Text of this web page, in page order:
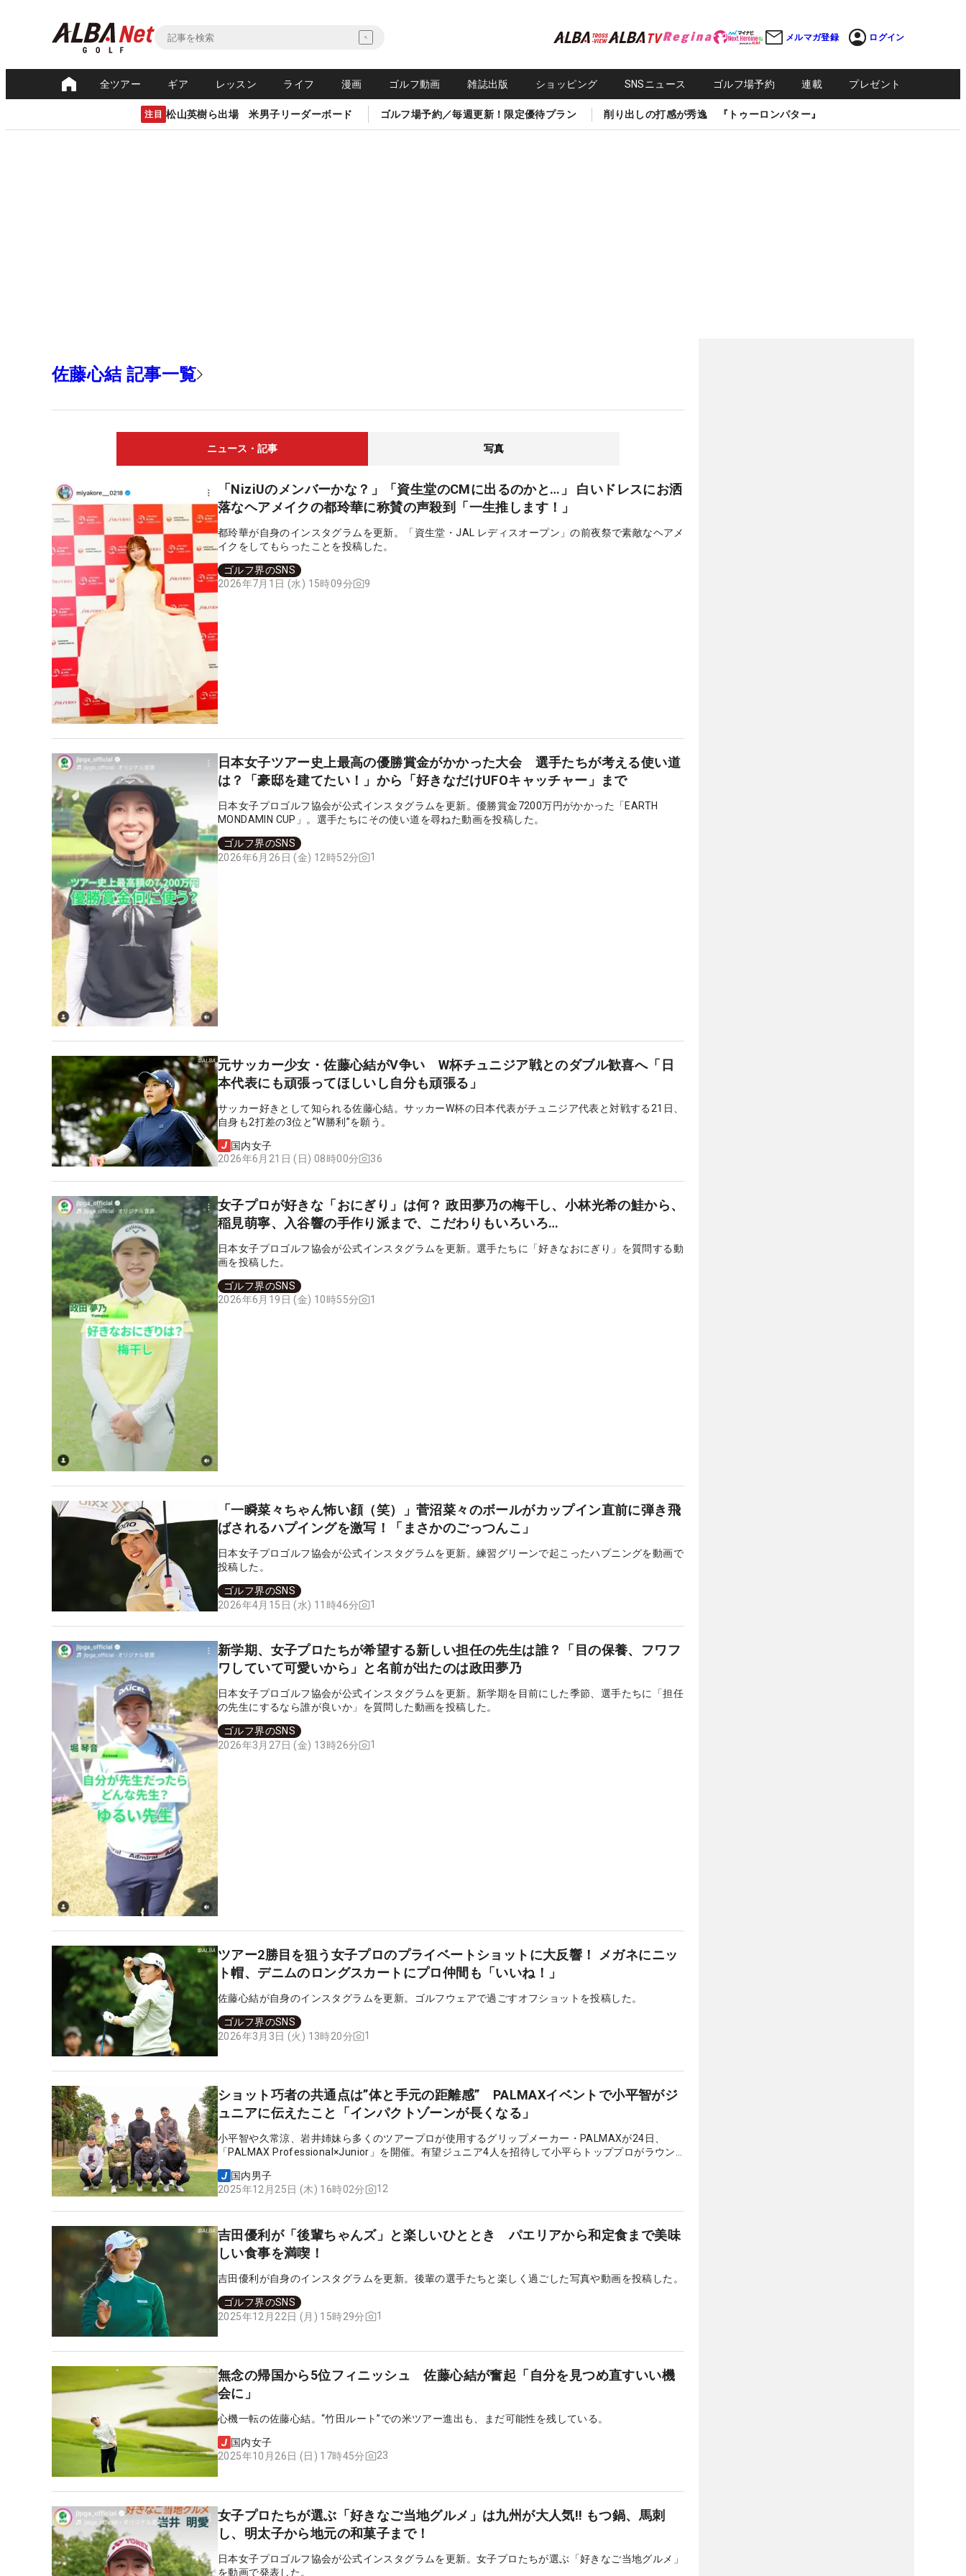
メルマガ登録 ログイン
全ツアー ギア レッスン ライフ 漫画 ゴルフ動画 雑誌出版 ショッピング SNSニュース ゴルフ場予約 連載 プレゼント
注目 松山英樹ら出場 米男子リーダーボード ゴルフ場予約／毎週更新！限定優待プラン 削り出しの打感が秀逸 『トゥーロンパター』
佐藤心結 記事一覧
ニュース・記事 写真
「NiziUのメンバーかな？」「資生堂のCMに出るのかと…」 白いドレスにお洒
落なヘアメイクの都玲華に称賛の声殺到「一生推します！」
都玲華が自身のインスタグラムを更新。「資生堂・JAL レディスオープン」の前夜祭で素敵なヘアメ
イクをしてもらったことを投稿した。
ゴルフ界のSNS
2026年7月1日 (水) 15時09分
9
日本女子ツアー史上最高の優勝賞金がかかった大会 選手たちが考える使い道
は？「豪邸を建てたい！」から「好きなだけUFOキャッチャー」まで
日本女子プロゴルフ協会が公式インスタグラムを更新。優勝賞金7200万円がかかった「EARTH
MONDAMIN CUP」。選手たちにその使い道を尋ねた動画を投稿した。
ゴルフ界のSNS
2026年6月26日 (金) 12時52分
1
元サッカー少女・佐藤心結がV争い W杯チュニジア戦とのダブル歓喜へ「日
本代表にも頑張ってほしいし自分も頑張る」
サッカー好きとして知られる佐藤心結。サッカーW杯の日本代表がチュニジア代表と対戦する21日、
自身も2打差の3位と”W勝利”を願う。
国内女子
2026年6月21日 (日) 08時00分
36
女子プロが好きな「おにぎり」は何？ 政田夢乃の梅干し、小林光希の鮭から、
稲見萌寧、入谷響の手作り派まで、こだわりもいろいろ…
日本女子プロゴルフ協会が公式インスタグラムを更新。選手たちに「好きなおにぎり」を質問する動
画を投稿した。
ゴルフ界のSNS
2026年6月19日 (金) 10時55分
1
「一瞬菜々ちゃん怖い顔（笑）」菅沼菜々のボールがカップイン直前に弾き飛
ばされるハプイングを激写！「まさかのごっつんこ」
日本女子プロゴルフ協会が公式インスタグラムを更新。練習グリーンで起こったハプニングを動画で
投稿した。
ゴルフ界のSNS
2026年4月15日 (水) 11時46分
1
新学期、女子プロたちが希望する新しい担任の先生は誰？「目の保養、フワフ
ワしていて可愛いから」と名前が出たのは政田夢乃
日本女子プロゴルフ協会が公式インスタグラムを更新。新学期を目前にした季節、選手たちに「担任
の先生にするなら誰が良いか」を質問した動画を投稿した。
ゴルフ界のSNS
2026年3月27日 (金) 13時26分
1
ツアー2勝目を狙う女子プロのプライベートショットに大反響！ メガネにニッ
ト帽、デニムのロングスカートにプロ仲間も「いいね！」
佐藤心結が自身のインスタグラムを更新。ゴルフウェアで過ごすオフショットを投稿した。
ゴルフ界のSNS
2026年3月3日 (火) 13時20分
1
ショット巧者の共通点は”体と手元の距離感” PALMAXイベントで小平智がジ
ュニアに伝えたこと「インパクトゾーンが長くなる」
小平智や久常涼、岩井姉妹ら多くのツアープロが使用するグリップメーカー・PALMAXが24日、
「PALMAX Professional×Junior」を開催。有望ジュニア4人を招待して小平らトッププロがラウン
国内男子
2025年12月25日 (木) 16時02分
12
吉田優利が「後輩ちゃんズ」と楽しいひととき パエリアから和定食まで美味
しい食事を満喫！
吉田優利が自身のインスタグラムを更新。後輩の選手たちと楽しく過ごした写真や動画を投稿した。
ゴルフ界のSNS
2025年12月22日 (月) 15時29分
1
無念の帰国から5位フィニッシュ 佐藤心結が奮起「自分を見つめ直すいい機
会に」
心機一転の佐藤心結。“竹田ルート”での米ツアー進出も、まだ可能性を残している。
国内女子
2025年10月26日 (日) 17時45分
23
女子プロたちが選ぶ「好きなご当地グルメ」は九州が大人気!! もつ鍋、馬刺
し、明太子から地元の和菓子まで！
日本女子プロゴルフ協会が公式インスタグラムを更新。女子プロたちが選ぶ「好きなご当地グルメ」
を動画で発表した。